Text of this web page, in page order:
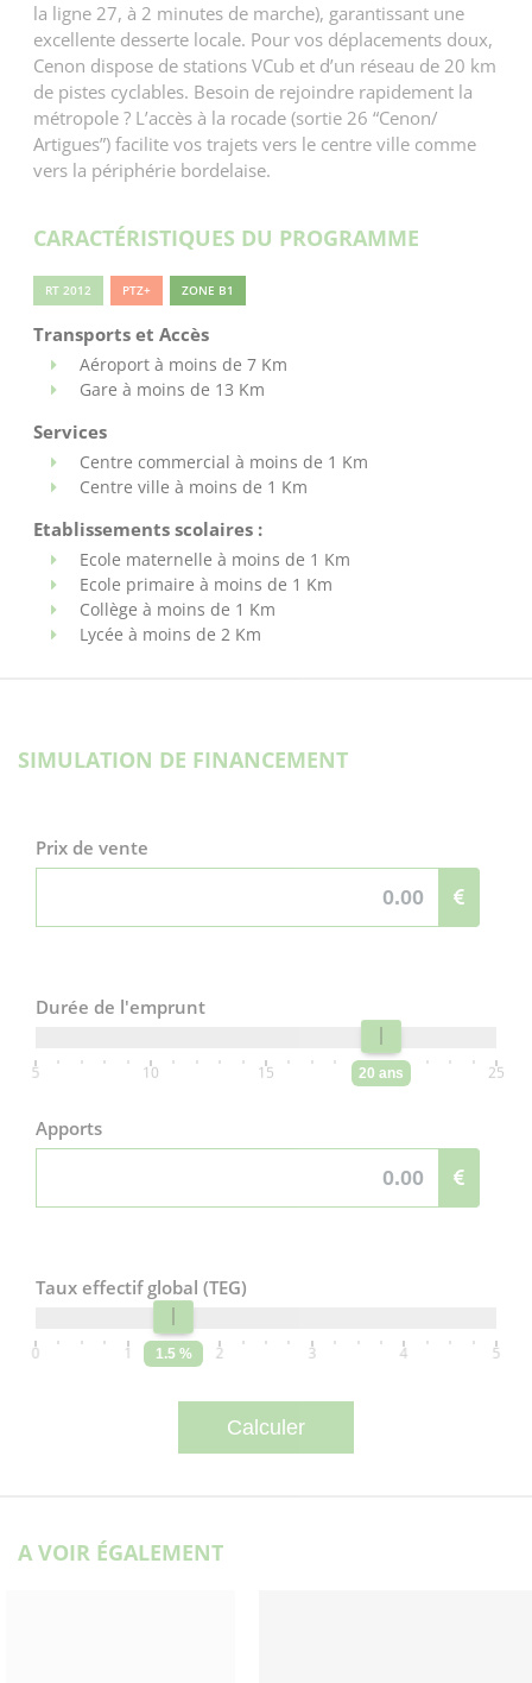
la ligne 27, à 2 minutes de marche), garantissant une
excellente desserte locale. Pour vos déplacements doux,
Cenon dispose de stations VCub et d’un réseau de 20 km
de pistes cyclables. Besoin de rejoindre rapidement la
métropole ? L’accès à la rocade (sortie 26 “Cenon/
Artigues”) facilite vos trajets vers le centre ville comme
vers la périphérie bordelaise.
CARACTÉRISTIQUES DU PROGRAMME
RT 2012 PTZ+ ZONE B1
Transports et Accès
Aéroport à moins de 7 Km
Gare à moins de 13 Km
Services
Centre commercial à moins de 1 Km
Centre ville à moins de 1 Km
Etablissements scolaires :
Ecole maternelle à moins de 1 Km
Ecole primaire à moins de 1 Km
Collège à moins de 1 Km
Lycée à moins de 2 Km
SIMULATION DE FINANCEMENT
Prix de vente
Durée de l'emprunt
20 ans
5 10 15 20 25
Apports
Taux effectif global (TEG)
1.5 %
0 1 2 3 4 5
A VOIR ÉGALEMENT